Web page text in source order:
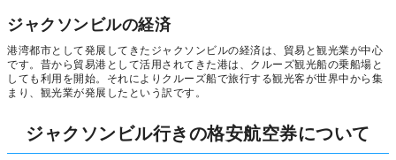
ジャクソンビルの経済
港湾都市として発展してきたジャクソンビルの経済は、貿易と観光業が中心
です。昔から貿易港として活用されてきた港は、クルーズ観光船の乗船場と
しても利用を開始。それによりクルーズ船で旅行する観光客が世界中から集
まり、観光業が発展したという訳です。
ジャクソンビル行きの格安航空券について